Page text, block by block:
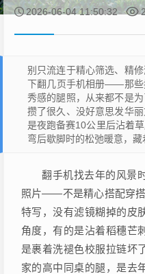
2026-06-04 11:50:32
别只流连于精心筛选、精
下翻几页手机相册——那些
秀感的腿照，从来都不是
攒了很久、没好意思发华
是夜跑备赛10公里后沾着
弯后歇脚时的松弛暖意，藏
翻手机找去年的风景
照片——不是精心搭配穿搭
特写，没有滤镜糊掉的皮
角度，有的是沾着稻穗芒
是裹着洗褪色校服拉链坏
家的高中同桌的腿，是去